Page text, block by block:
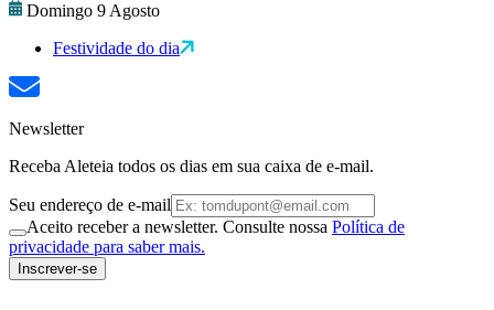
Domingo 9 Agosto
Festividade do dia
Newsletter
Receba Aleteia todos os dias em sua caixa de e-mail.
Seu endereço de e-mail
Aceito receber a newsletter. Consulte nossa Política de
privacidade para saber mais.
Inscrever-se